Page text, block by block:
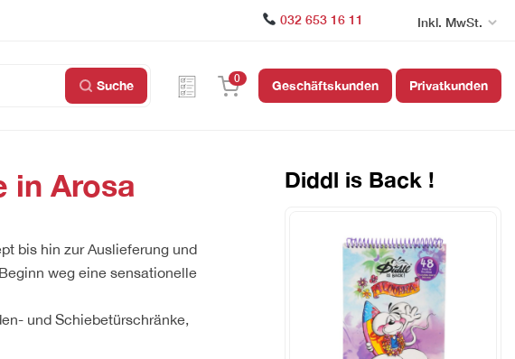
032 653 16 11 Inkl. MwSt.
Suche 0 Geschäftskunden Privatkunden
in Arosa
bis hin zur Auslieferung und
weg eine sensationelle
und Schiebetürschränke,
Diddl is Back !